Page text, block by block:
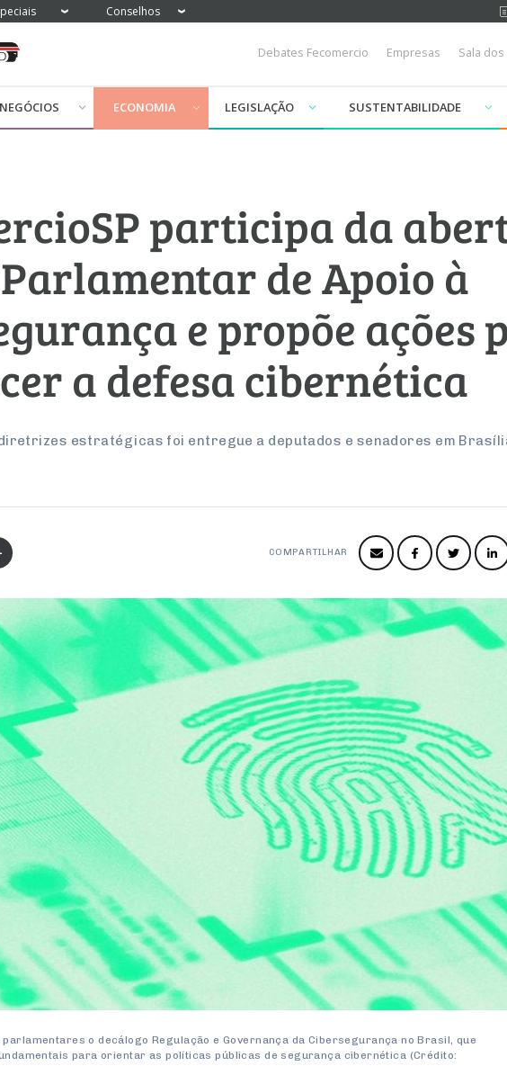
Conselhos
Debates Fecomercio Empresas Sala
NEGÓCIOS ECONOMIA LEGISLAÇÃO SUSTENTABILIDADE
participa da
de Apoio à
e propõe ações
a defesa cibernética
estratégicas foi entregue a deputados e senadores em
COMPARTILHAR
o decálogo Regulação e Governança da Cibersegurança no Brasil, que
para orientar as políticas públicas de segurança cibernética (Crédito: